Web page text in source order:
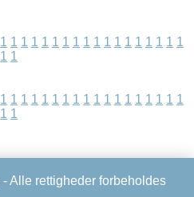
1 1 1 1 1 1 1 1 1 1 1 1 1 1 1 1 1 1
1 1
1 1 1 1 1 1 1 1 1 1 1 1 1 1 1 1 1 1
1 1
- Alle rettigheder forbeholdes